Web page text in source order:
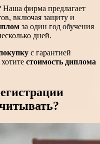
Наша фирма предлагает
включая защиту и
за один год обучения
дней.
с гарантией
стоимость диплома